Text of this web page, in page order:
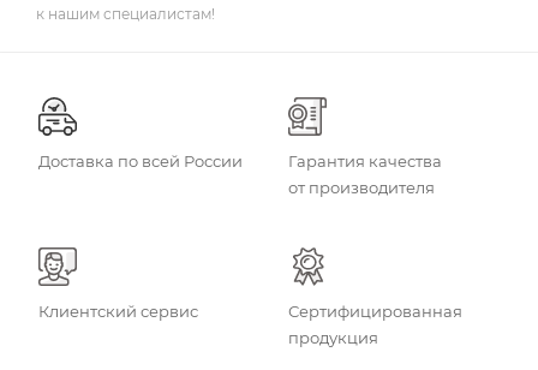
к нашим специалистам!
Доставка по всей России
Гарантия качества
от производителя
Клиентский сервис
Сертифицированная
продукция